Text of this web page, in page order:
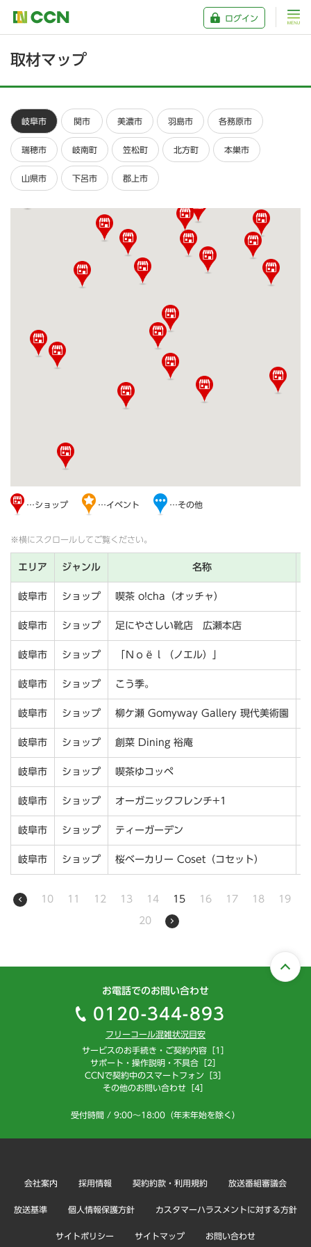
ログイン
取材マップ
岐阜市 関市 美濃市 羽島市 各務原市
瑞穂市 岐南町 笠松町 北方町 本巣市
山県市 下呂市 郡上市
…ショップ …イベント …その他
※横にスクロールしてご覧ください。
エリア ジャンル 名称
岐阜市 ショップ 喫茶 o!cha（オッチャ）
岐阜市 ショップ 足にやさしい靴店 広瀬本店
岐阜市 ショップ 「Ｎｏёｌ（ノエル）」
岐阜市 ショップ こう季。
岐阜市 ショップ 柳ケ瀬 Gomyway Gallery 現代美術園
岐阜市 ショップ 創菜 Dining 裕庵
岐阜市 ショップ 喫茶ゆコッペ
岐阜市 ショップ オーガニックフレンチ+1
岐阜市 ショップ ティーガーデン
岐阜市 ショップ 桜ベーカリー Coset（コセット）
10 11 12 13 14 15 16 17 18 19
20
お電話でのお問い合わせ
0120-344-893
フリーコール混雑状況目安
サービスのお手続き・ご契約内容［1］
サポート・操作説明・不具合［2］
CCNで契約中のスマートフォン［3］
その他のお問い合わせ［4］
受付時間 / 9:00～18:00（年末年始を除く）
会社案内 採用情報 契約約款・利用規約 放送番組審議会
放送基準 個人情報保護方針 カスタマーハラスメントに対する方針
サイトポリシー サイトマップ お問い合わせ